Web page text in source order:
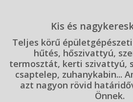
Kis és
Teljes körű
hűtés, hőszivattyú,
termosztát, kerti szivattyú,
csaptelep, zuhanykabin...
azt nagyon rövid
Önnek.